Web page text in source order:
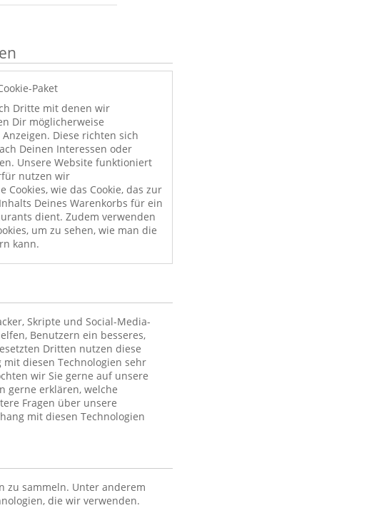
Paket
Dritte mit denen wir
Dir möglicherweise
Diese richten sich
Deinen Interessen oder
Unsere Website funktioniert
nutzen wir
Cookies, wie das Cookie, das zur
Deines Warenkorbs für ein
dient. Zudem verwenden
um zu sehen, wie man die
kann.
Skripte und Social-Media-
Benutzern ein besseres,
Dritten nutzen diese
diesen Technologien sehr
wir Sie gerne auf unsere
gerne erklären, welche
Fragen über unsere
mit diesen Technologien
zu sammeln. Unter anderem
die wir verwenden.